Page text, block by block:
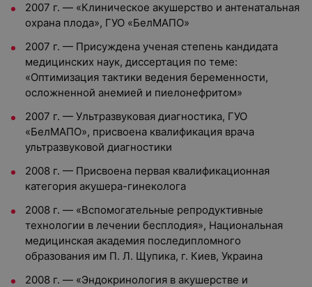
2007 г. — «Клиническое акушерство и антенатальная
охрана плода», ГУО «БелМАПО»
2007 г. — Присуждена ученая степень кандидата
медицинских наук, диссертация по теме:
«Оптимизация тактики ведения беременности,
осложненной анемией и пиелонефритом»
2007 г. — Ультразвуковая диагностика, ГУО
«БелМАПО», присвоена квалификация врача
ультразвуковой диагностики
2008 г. — Присвоена первая квалификационная
категория акушера-гинеколога
2008 г. — «Вспомогательные репродуктивные
технологии в лечении бесплодия», Национальная
медицинская академия последипломного
образования им П. Л. Щупика, г. Киев, Украина
2008 г. — «Эндокринология в акушерстве и